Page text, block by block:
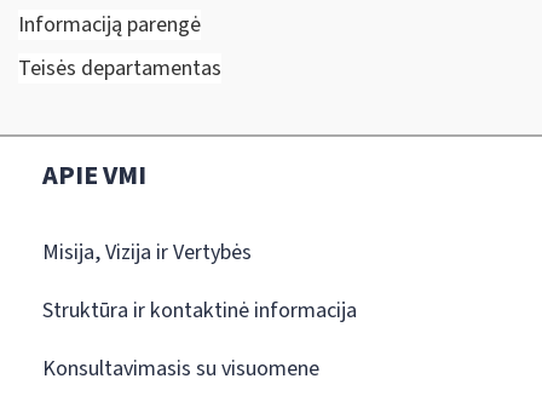
Informaciją parengė
Teisės departamentas
APIE VMI
Misija, Vizija ir Vertybės
Struktūra ir kontaktinė informacija
Konsultavimasis su visuomene